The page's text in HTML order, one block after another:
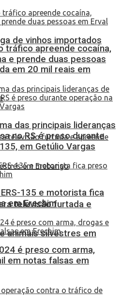
de vinhos importados
em 20 mil reais em
televisão furtada e
animais silvestres em
tráfico apreende cocaína,
e prende duas pessoas
das principais lideranças
no RS é preso durante
em Getúlio Vargas
135 e motorista fica
em Erechim
é preso com arma,
em notas falsas em